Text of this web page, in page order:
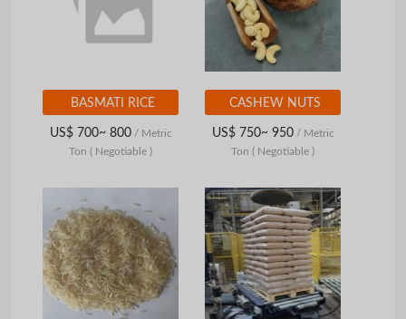
BASMATI RICE
US$ 700~ 800/ Metric
Ton ( Negotiable )
CASHEW NUTS
US$ 750~ 950/ Metric
Ton ( Negotiable )